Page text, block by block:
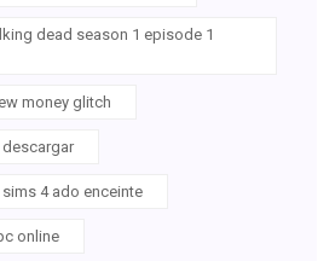
dead season 1 episode 1
money glitch
4 ado enceinte
online